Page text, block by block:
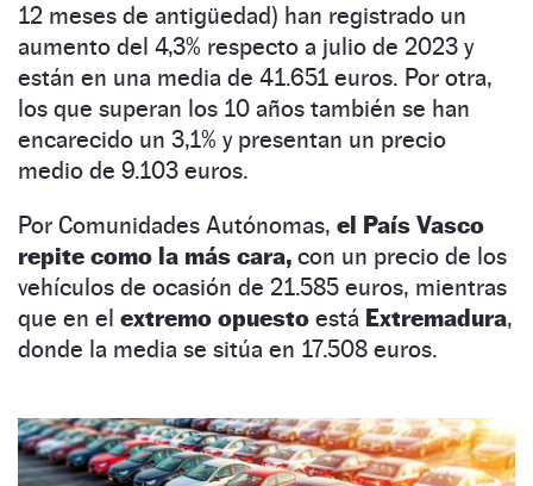
12 meses de antigüedad) han registrado un
aumento del 4,3% respecto a julio de 2023 y
están en una media de 41.651 euros. Por otra,
los que superan los 10 años también se han
encarecido un 3,1% y presentan un precio
medio de 9.103 euros.
Por Comunidades Autónomas, el País Vasco
repite como la más cara, con un precio de los
vehículos de ocasión de 21.585 euros, mientras
que en el extremo opuesto está Extremadura,
donde la media se sitúa en 17.508 euros.